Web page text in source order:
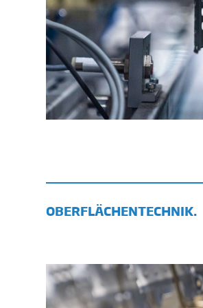
OBERFLÄCHENTECHNIK.